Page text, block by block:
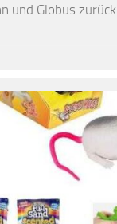
und Globus zurück